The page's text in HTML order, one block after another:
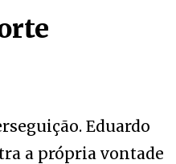
Eduardo
a própria vontade